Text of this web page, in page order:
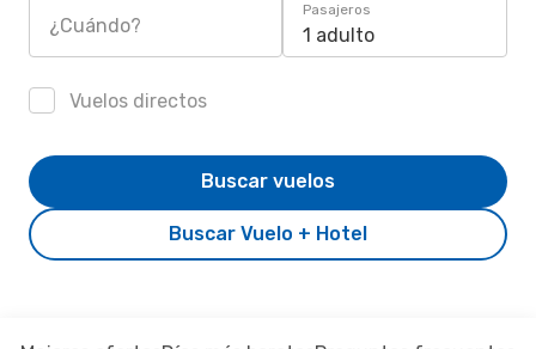
¿Cuándo?
Pasajeros
1 adulto
Vuelos directos
Buscar Vuelo + Hotel
Buscar vuelos